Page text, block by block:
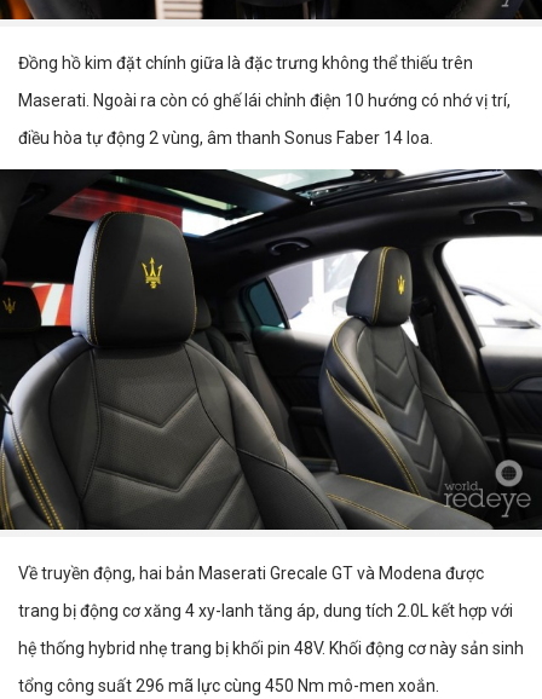
Đồng hồ kim đặt chính giữa là đặc trưng không thể thiếu trên
Maserati. Ngoài ra còn có ghế lái chỉnh điện 10 hướng có nhớ vị trí,
điều hòa tự động 2 vùng, âm thanh Sonus Faber 14 loa.
Về truyền động, hai bản Maserati Grecale GT và Modena được
trang bị động cơ xăng 4 xy-lanh tăng áp, dung tích 2.0L kết hợp với
hệ thống hybrid nhẹ trang bị khối pin 48V. Khối động cơ này sản sinh
tổng công suất 296 mã lực cùng 450 Nm mô-men xoắn.